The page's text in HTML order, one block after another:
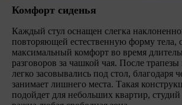
Комфорт сиденья
Каждый стул оснащен слегка
повторяющей естественную форму тела,
максимальный комфорт во время
разговоров за чашкой чая. После трапезы
легко засовывались под стол, благодаря
занимает лишнего места. Такая
подойдет для небольших квартир,